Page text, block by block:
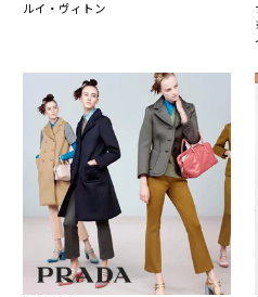
ルイ・ヴィトン